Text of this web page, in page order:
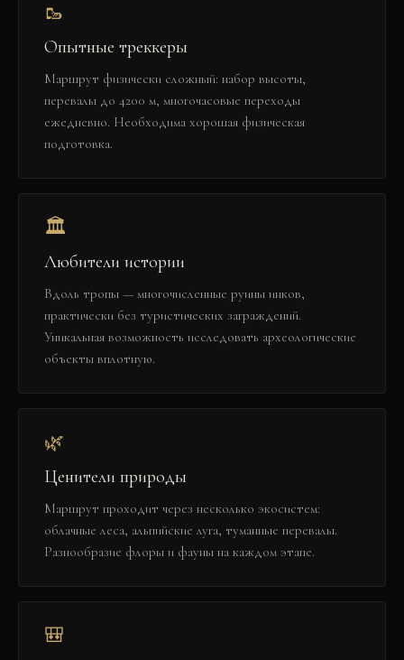
🥾
Опытные треккеры
Маршрут физически сложный: набор высоты,
перевалы до 4200 м, многочасовые переходы
ежедневно. Необходима хорошая физическая
подготовка.
🏛️
Любители истории
Вдоль тропы — многочисленные руины инков,
практически без туристических заграждений.
Уникальная возможность исследовать археологические
объекты вплотную.
🌿
Ценители природы
Маршрут проходит через несколько экосистем:
облачные леса, альпийские луга, туманные перевалы.
Разнообразие флоры и фауны на каждом этапе.
🎒